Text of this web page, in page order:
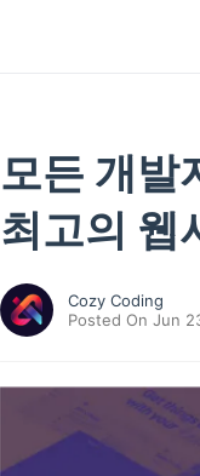
모든 개발
최고의 웹
Cozy Coding
Posted On Jun